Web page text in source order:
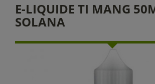
E-LIQUIDE TI MANG
SOLANA